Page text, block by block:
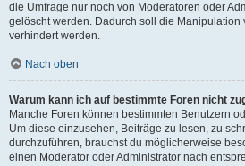
die Umfrage nur noch von Moderatoren oder
gelöscht werden. Dadurch soll die Manipulation
verhindert werden.
Nach oben
Warum kann ich auf bestimmte Foren nicht
Manche Foren können bestimmten Benutzern
Um diese einzusehen, Beiträge zu lesen, zu
durchzuführen, brauchst du möglicherweise
einen Moderator oder Administrator nach